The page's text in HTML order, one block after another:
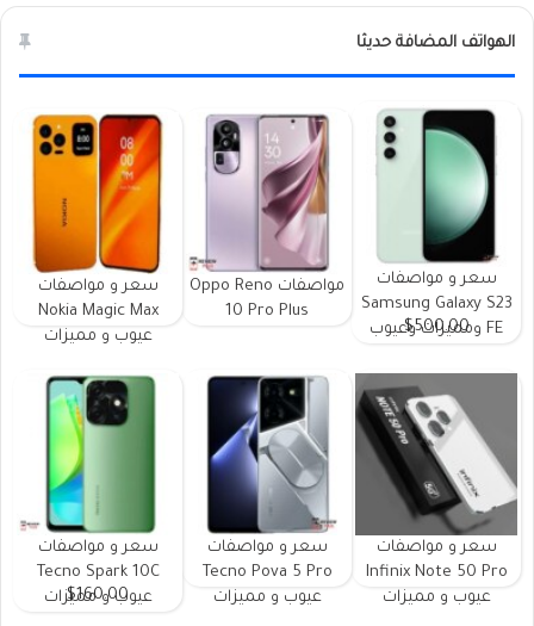
الهواتف المضافة حديثا
سعر و مواصفات
Samsung Galaxy S23
FE ومميزات وعيوب
$500.00
مواصفات Oppo Reno
10 Pro Plus
سعر و مواصفات
Nokia Magic Max
عيوب و مميزات
سعر و مواصفات
Infinix Note 50 Pro
عيوب و مميزات
سعر و مواصفات
Tecno Pova 5 Pro
عيوب و مميزات
سعر و مواصفات
Tecno Spark 10C
عيوب و مميزات
$160.00